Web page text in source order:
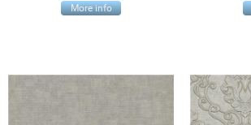
More info